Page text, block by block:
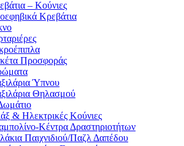
– Κούνιες
Κρεβάτια
Προσφοράς
Ύπνου
Θηλασμού
& Ηλεκτρικές Κούνιες
Κέντρα Δραστηριοτήτων
Παιχνιδιού/Παζλ Δαπέδου